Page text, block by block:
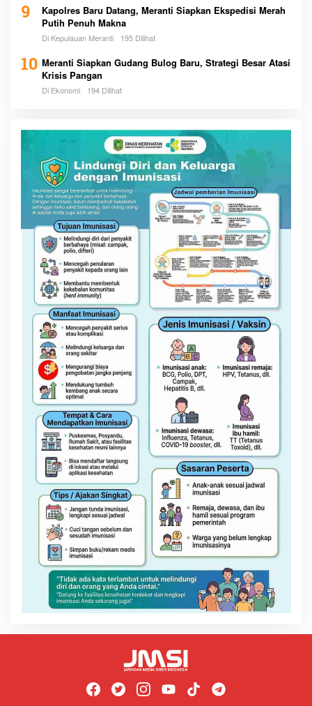
9
Kapolres Baru Datang, Meranti Siapkan Ekspedisi Merah
Putih Penuh Makna
Di Kepulauan Meranti 195 Dilihat
10 Meranti Siapkan Gudang Bulog Baru, Strategi Besar Atasi
Krisis Pangan
Di Ekonomi 194 Dilihat